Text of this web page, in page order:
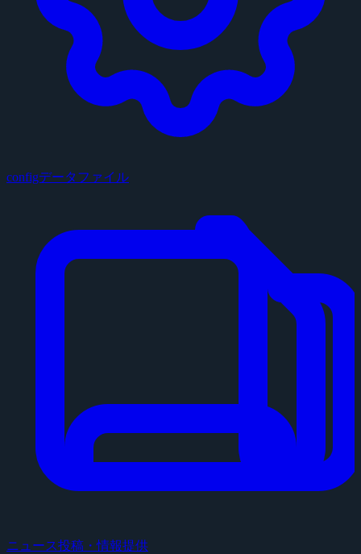
configデータファイル
ニュース投稿・情報提供